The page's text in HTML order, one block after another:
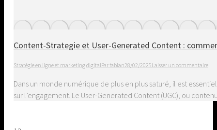
Content-Strategie et User-Generated Content :
Stratégie en ligne et marketing digitalPar fabian28/02/2025Laisser un commentaire
Dans un monde numérique de plus en plus saturé, il est
sur l’engagement. Le User-Generated Content (UGC), ou